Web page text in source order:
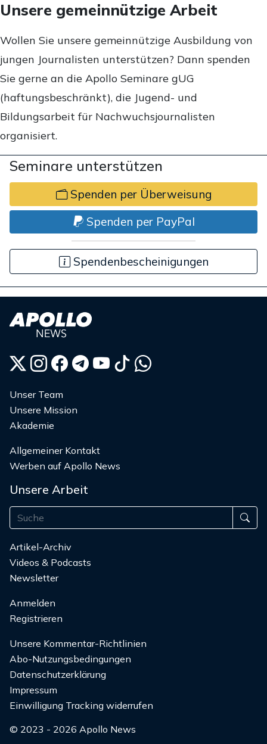
Unsere gemeinnützige Arbeit
Wollen Sie unsere gemeinnützige Ausbildung von
jungen Journalisten unterstützen? Dann spenden
Sie gerne an die Apollo Seminare gUG
(haftungsbeschränkt), die Jugend- und
Bildungsarbeit für Nachwuchsjournalisten
organisiert.
Seminare unterstützen
Spenden per Überweisung
Spenden per PayPal
Spendenbescheinigungen
Unser Team
Unsere Mission
Akademie
Allgemeiner Kontakt
Werben auf Apollo News
Unsere Arbeit
Artikel-Archiv
Videos & Podcasts
Newsletter
Anmelden
Registrieren
Unsere Kommentar-Richtlinien
Abo-Nutzungsbedingungen
Datenschutzerklärung
Impressum
Einwilligung Tracking widerrufen
© 2023 - 2026 Apollo News